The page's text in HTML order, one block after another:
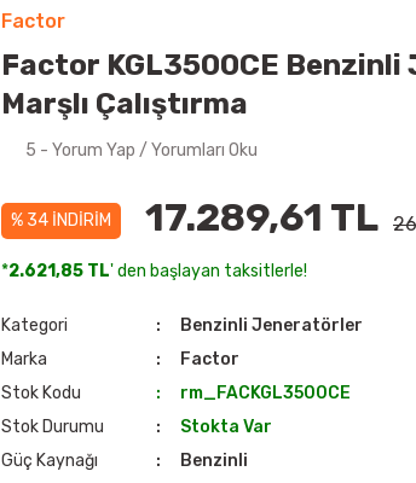
Factor
Factor KGL3500CE Benzinli
Marşlı Çalıştırma
5 - Yorum Yap / Yorumları Oku
% 34 İNDİRİM 17.289,61 TL
*2.621,85 TL' den başlayan taksitlerle!
Kategori
Benzinli Jeneratörler
Marka
Factor
Stok Kodu
rm_FACKGL3500CE
Stok Durumu
Stokta Var
Güç Kaynağı
Benzinli